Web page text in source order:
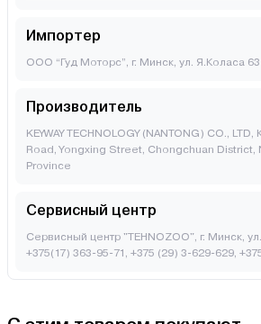
Импортер
ООО “Гуд Моторс”, г. Минск, ул. Я.Коласа 63
Производитель
KEYWAY TECHNOLOGY (NANTONG) CO.,
Road, Yongxing Street, Chongchuan District,
Province
Сервисный центр
Сервисный центр "TEHNOZOO", г. Минск,
+375(17) 363-95-71, +375 (29) 3-629-629,